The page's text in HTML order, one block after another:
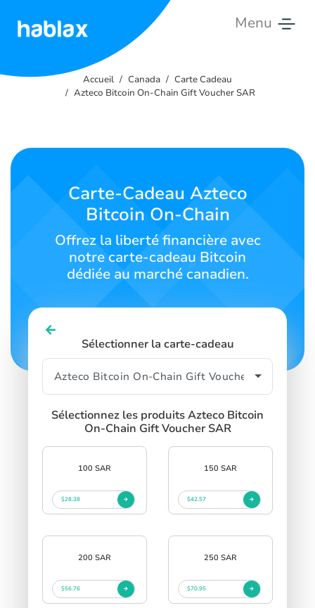
Menu
nous
SIGN UP
Accueil Canada
Carte Cadeau
Azteco Bitcoin On-Chain Gift Voucher SAR
Carte-Cadeau Azteco
Bitcoin On-Chain
Offrez la liberté financière avec
notre carte-cadeau Bitcoin
dédiée au marché canadien.
Sélectionner la carte-cadeau
Sélectionnez les produits Azteco Bitcoin
On-Chain Gift Voucher SAR
100 SAR
$28.38
150 SAR
$42.57
200 SAR
$56.76
250 SAR
$70.95